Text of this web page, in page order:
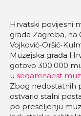
Hrvatski povijesni
grada Zagreba, na
Vojković-Oršić-
Muzejska građa
gotovo 300.000
u sedamnaest
Zbog nedostatnih
ostvario stalni
po preseljenju